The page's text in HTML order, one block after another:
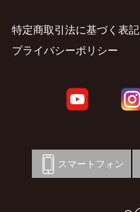
特定商取引法に基づく表記
プライバシーポリシー
スマートフォン